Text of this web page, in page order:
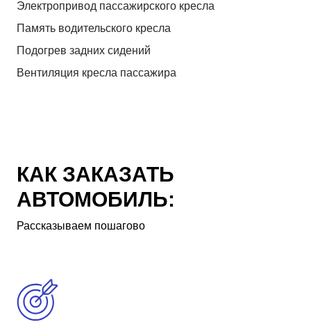
Электропривод пассажирского кресла
Память водительского кресла
Подогрев задних сидений
Вентиляция кресла пассажира
КАК ЗАКАЗАТЬ
АВТОМОБИЛЬ:
Рассказываем пошагово